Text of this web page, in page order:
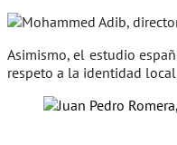
Asimismo, el estudio
respeto a la identidad